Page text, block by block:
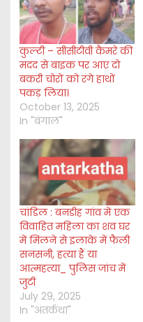
कुल्टी – सीसीटीवी कैमरे की
मदद से बाइक पर आए दो
बकरी चोरों को रंगे हाथों
पकड़ लिया।
October 13, 2025
In "बंगाल"
चांडिल : बनडीह गांव में एक
विवाहित महिला का शव घर
में मिलने से इलाके में फैली
सनसनी, हत्या हैं या
आत्महत्या_ पुलिस जांच में
जुटी
July 29, 2025
In "अंतर्कथा"